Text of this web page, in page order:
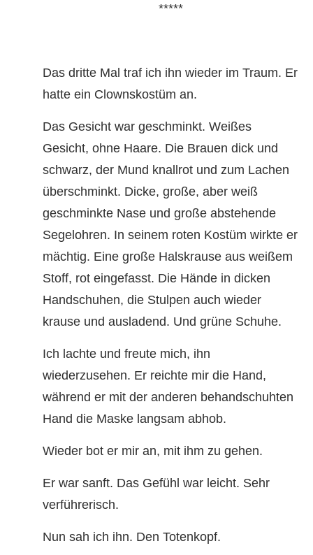
*****
Das dritte Mal traf ich ihn wieder im Traum. Er
hatte ein Clownskostüm an.
Das Gesicht war geschminkt. Weißes
Gesicht, ohne Haare. Die Brauen dick und
schwarz, der Mund knallrot und zum Lachen
überschminkt. Dicke, große, aber weiß
geschminkte Nase und große abstehende
Segelohren. In seinem roten Kostüm wirkte er
mächtig. Eine große Halskrause aus weißem
Stoff, rot eingefasst. Die Hände in dicken
Handschuhen, die Stulpen auch wieder
krause und ausladend. Und grüne Schuhe.
Ich lachte und freute mich, ihn
wiederzusehen. Er reichte mir die Hand,
während er mit der anderen behandschuhten
Hand die Maske langsam abhob.
Wieder bot er mir an, mit ihm zu gehen.
Er war sanft. Das Gefühl war leicht. Sehr
verführerisch.
Nun sah ich ihn. Den Totenkopf.